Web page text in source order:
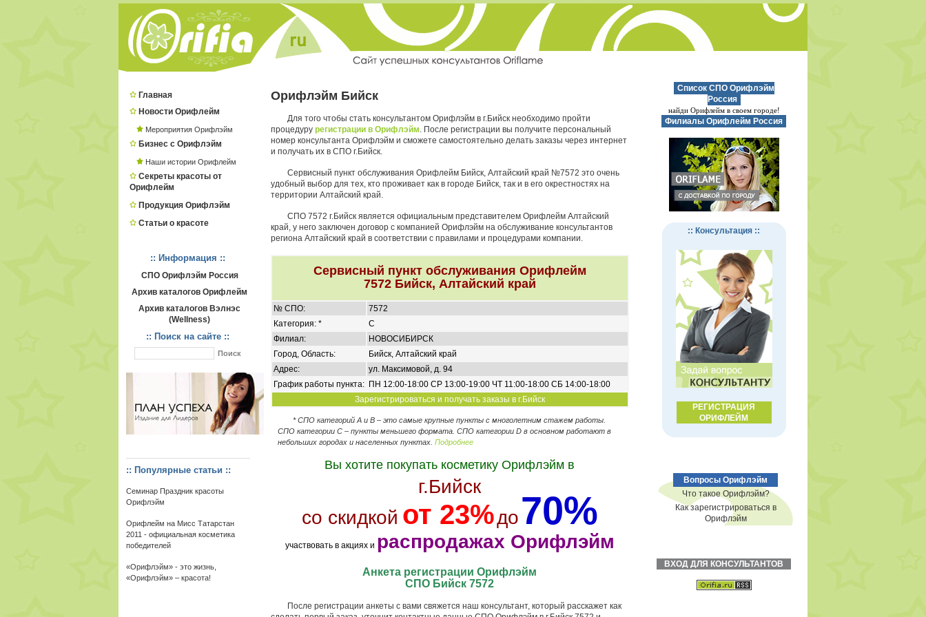
Главная
Новости Орифлейм
Мероприятия Орифлэйм
Бизнес с Орифлэйм
Наши истории Орифлейм
Секреты красоты от
Орифлейм
Продукция Орифлэйм
Статьи о красоте
:: Информация ::
СПО Орифлэйм Россия
Архив каталогов Орифлейм
Архив каталогов Вэлнэс
(Wellness)
:: Поиск на сайте ::
:: Популярные статьи ::
Семинар Праздник красоты
Орифлэйм
Орифлейм на Мисс Татарстан
2011 - официальная косметика
победителей
«Орифлэйм» - это жизнь,
«Орифлэйм» – красота!
Орифлэйм Бийск
Для того чтобы стать консультантом Орифлэйм в г.Бийск необходимо пройти
процедуру регистрации в Орифлэйм. После регистрации вы получите персональный
номер консультанта Орифлэйм и сможете самостоятельно делать заказы через интернет
и получать их в СПО г.Бийск.
Сервисный пункт обслуживания Орифлейм Бийск, Алтайский край №7572 это очень
удобный выбор для тех, кто проживает как в городе Бийск, так и в его окрестностях на
территории Алтайский край.
СПО 7572 г.Бийск является официальным представителем Орифлейм Алтайский
край, у него заключен договор с компанией Орифлэйм на обслуживание консультантов
региона Алтайский край в соответствии с правилами и процедурами компании.
Сервисный пункт обслуживания Орифлейм
7572 Бийск, Алтайский край
№ СПО:
7572
Категория: *
C
Филиал:
НОВОСИБИРСК
Город, Область:
Бийск, Алтайский край
Адрес:
ул. Максимовой, д. 94
График работы пункта: ПН 12:00-18:00 СР 13:00-19:00 ЧТ 11:00-18:00 СБ 14:00-18:00
Зарегистрироваться и получать заказы в г.Бийск
* СПО категорий А и В – это самые крупные пункты с многолетним стажем работы.
СПО категории C – пункты меньшего формата. СПО категории D в основном работают в
небольших городах и населенных пунктах. Подробнее
Вы хотите покупать косметику Орифлэйм в
г.Бийск
со скидкой от 23%до70%
участвовать в акциях и распродажах Орифлэйм
Анкета регистрации Орифлэйм
СПО Бийск 7572
После регистрации анкеты с вами свяжется наш консультант, который расскажет как
Список СПО Орифлэйм
Россия
найди Орифлейм в своем городе!
Филиалы Орифлейм Россия
:: Консультация ::
РЕГИСТРАЦИЯ
ОРИФЛЕЙМ
Вопросы Орифлэйм
Что такое Орифлэйм?
Как зарегистрироваться в
Орифлэйм
ВХОД ДЛЯ КОНСУЛЬТАНТОВ